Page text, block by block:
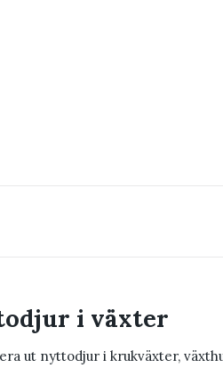
i växter
ut nyttodjur i krukväxter,